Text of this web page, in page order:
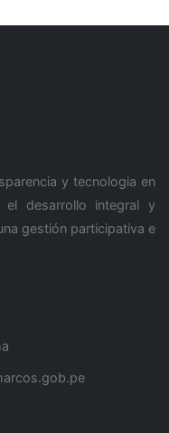
y tecnologia en
el desarrollo integral y
gestión participativa e